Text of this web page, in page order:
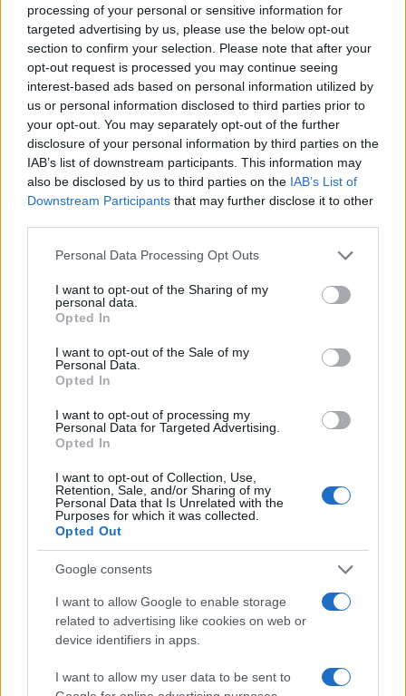
processing of your personal or sensitive information for
targeted advertising by us, please use the below opt-out
section to confirm your selection. Please note that after your
opt-out request is processed you may continue seeing
interest-based ads based on personal information utilized by
us or personal information disclosed to third parties prior to
your opt-out. You may separately opt-out of the further
disclosure of your personal information by third parties on the
IAB’s list of downstream participants. This information may
also be disclosed by us to third parties on the IAB’s List of
Downstream Participants that may further disclose it to other
Please note that this website/app uses one or more Google
not limited to your visit or usage behaviour. You may click to
grant or deny consent to Google and its third-party tags to
use your data for below specified purposes in below Google
consent section.
Personal Data Processing Opt Outs
I want to opt-out of the Sharing of my
personal data.
Opted In
I want to opt-out of the Sale of my
Personal Data.
Opted In
I want to opt-out of processing my
Personal Data for Targeted Advertising.
Opted In
I want to opt-out of Collection, Use,
Retention, Sale, and/or Sharing of my
Personal Data that Is Unrelated with the
Purposes for which it was collected.
Opted Out
Google consents
I want to allow Google to enable storage
related to advertising like cookies on web or
device identifiers in apps.
I want to allow my user data to be sent to
Otras noticias que dan de qué hablar
En el contexto de la jornada futbolística, también
hay otras noticias relevantes que no puedes pasar
por alto. Por ejemplo, la reciente controversia en el
Monumental por un codazo no sancionado que
involucró al juvenil de River ha generado debates
acalorados entre los aficionados. Estos temas
añaden un sabor especial a la cobertura del fútbol,
enriqueciendo la experiencia general para los
seguidores. ¿Qué opinas de estas controversias?
Momentos que tocan el corazón
Y no podemos dejar de mencionar la emotiva
dedicatoria que la hinchada de Lanús hizo a Di
Momentos así resaltan la pasión y el amor por el
deporte que caracteriza a los aficionados
argentinos. ¿Te imaginas estar en el estadio y vivir
esos momentos intensos?
¡Sigue el partido en tiempo real!
detalles del partido Platense vs. Vélez, asegúrate